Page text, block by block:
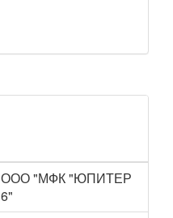
ООО "МФК "ЮПИТЕР
6"